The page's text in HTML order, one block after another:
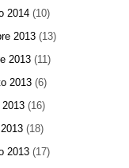
2014 (10)
2013 (13)
2013 (11)
2013 (6)
(16)
(18)
2013 (17)